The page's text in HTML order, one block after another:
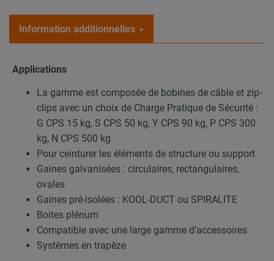
Information additionnelles
Applications
La gamme est composée de bobines de câble et zip-
clips avec un choix de Charge Pratique de Sécurité :
G CPS 15 kg, S CPS 50 kg, Y CPS 90 kg, P CPS 300
kg, N CPS 500 kg
Pour ceinturer les éléments de structure ou support
Gaines galvanisées : circulaires, rectangulaires,
ovales
Gaines pré-isolées : KOOL-DUCT ou SPIRALITE
Boites plénum
Compatible avec une large gamme d’accessoires
Systèmes en trapèze